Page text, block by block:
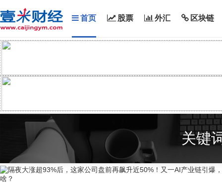
首页 股票 外汇 区块链
关键